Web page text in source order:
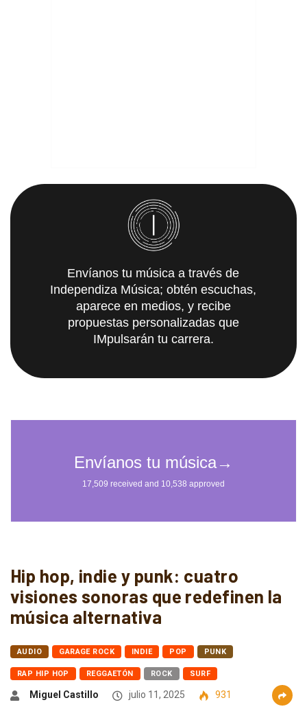
Envíanos tu música a través de
Independiza Música; obtén escuchas,
aparece en medios, y recibe
propuestas personalizadas que
IMpulsarán tu carrera.
Hip hop, indie y punk: cuatro
visiones sonoras que redefinen la
música alternativa
AUDIO GARAGE ROCK INDIE POP PUNK
RAP HIP HOP REGGAETÓN ROCK SURF
Miguel Castillo julio 11, 2025 931